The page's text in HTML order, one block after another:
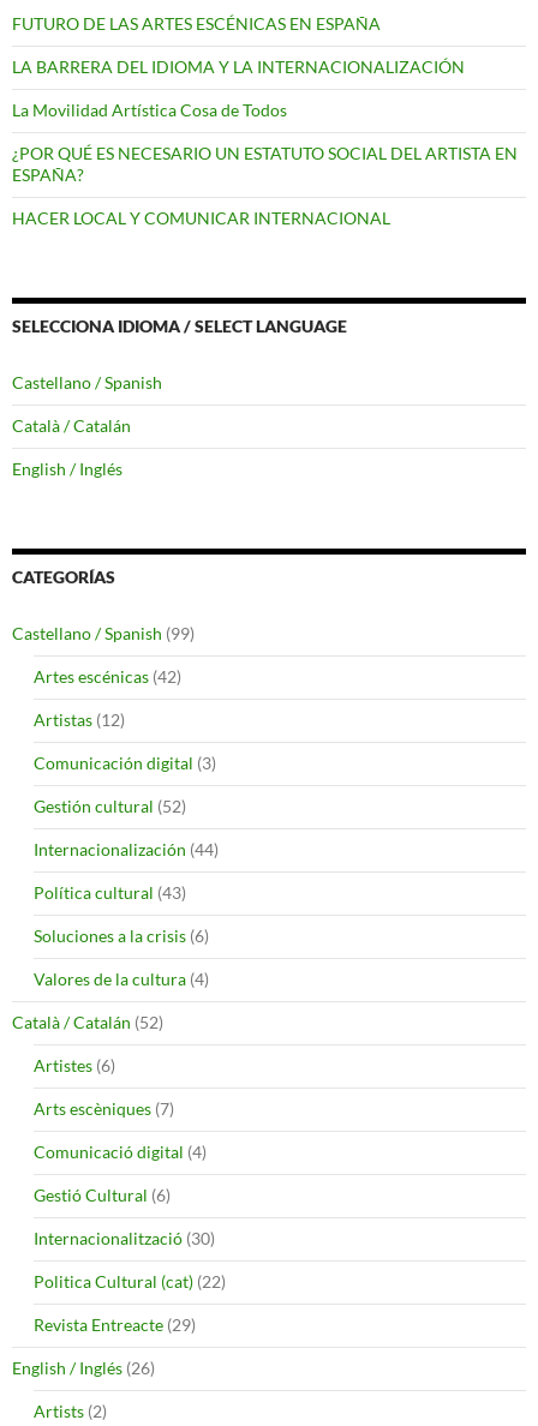
FUTURO DE LAS ARTES ESCÉNICAS EN ESPAÑA
LA BARRERA DEL IDIOMA Y LA INTERNACIONALIZACIÓN
La Movilidad Artística Cosa de Todos
¿POR QUÉ ES NECESARIO UN ESTATUTO SOCIAL DEL ARTISTA EN
ESPAÑA?
HACER LOCAL Y COMUNICAR INTERNACIONAL
SELECCIONA IDIOMA / SELECT LANGUAGE
Castellano / Spanish
Català / Catalán
English / Inglés
CATEGORÍAS
Castellano / Spanish (99)
Artes escénicas (42)
Artistas (12)
Comunicación digital (3)
Gestión cultural (52)
Internacionalización (44)
Política cultural (43)
Soluciones a la crisis (6)
Valores de la cultura (4)
Català / Catalán (52)
Artistes (6)
Arts escèniques (7)
Comunicació digital (4)
Gestió Cultural (6)
Internacionalització (30)
Politica Cultural (cat) (22)
Revista Entreacte (29)
English / Inglés (26)
Artists (2)